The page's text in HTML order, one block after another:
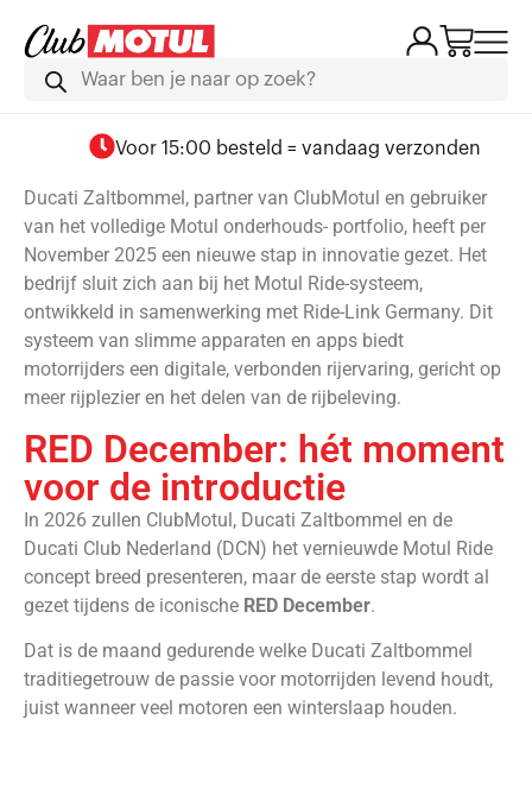
Voor 15:00 besteld = vandaag verzonden
Ducati Zaltbommel, partner van ClubMotul en gebruiker
van het volledige Motul onderhouds- portfolio, heeft per
November 2025 een nieuwe stap in innovatie gezet. Het
bedrijf sluit zich aan bij het Motul Ride-systeem,
ontwikkeld in samenwerking met Ride-Link Germany. Dit
systeem van slimme apparaten en apps biedt
motorrijders een digitale, verbonden rijervaring, gericht op
meer rijplezier en het delen van de rijbeleving.
RED December: hét moment
voor de introductie
In 2026 zullen ClubMotul, Ducati Zaltbommel en de
Ducati Club Nederland (DCN) het vernieuwde Motul Ride
concept breed presenteren, maar de eerste stap wordt al
gezet tijdens de iconische RED December.
Dat is de maand gedurende welke Ducati Zaltbommel
traditiegetrouw de passie voor motorrijden levend houdt,
juist wanneer veel motoren een winterslaap houden.